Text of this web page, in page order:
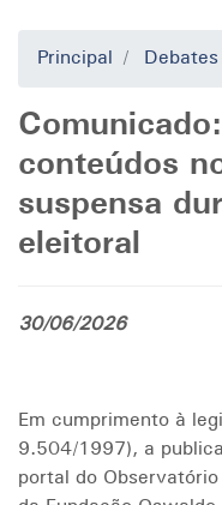
Principal
conteúdos
suspensa
eleitoral
30/06/2026
Em cumprimento à
9.504/1997), a
portal do